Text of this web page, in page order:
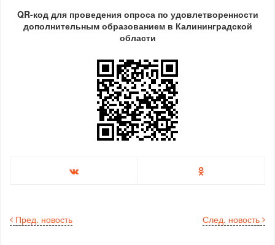
QR-код для проведения опроса по удовлетворенности
дополнительным образованием в Калининградской
области
След. новость
Пред. новость